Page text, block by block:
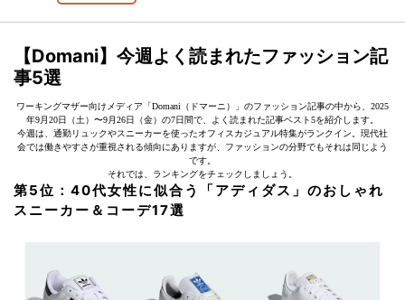
【Domani】今週よく読まれたファッション記
事5選
ワーキングマザー向けメディア「Domani（ドマーニ）」のファッション記事の中から、2025
年9月20日（土）〜9月26日（金）の7日間で、よく読まれた記事ベスト5を紹介します。
今週は、通勤リュックやスニーカーを使ったオフィスカジュアル特集がランクイン。現代社
会では働きやすさが重視される傾向にありますが、ファッションの分野でもそれは同じよう
です。
それでは、ランキングをチェックしましょう。
第5位：40代女性に似合う「アディダス」のおしゃれ
スニーカー＆コーデ17選